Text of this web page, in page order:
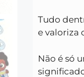
Tudo
e valoriza
Não é só